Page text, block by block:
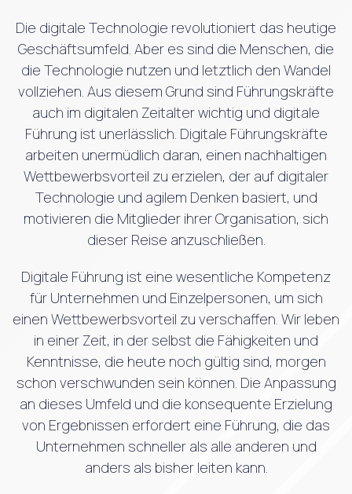
Die digitale Technologie revolutioniert das heutige
Geschäftsumfeld. Aber es sind die Menschen, die
die Technologie nutzen und letztlich den Wandel
vollziehen. Aus diesem Grund sind Führungskräfte
auch im digitalen Zeitalter wichtig und digitale
Führung ist unerlässlich. Digitale Führungskräfte
arbeiten unermüdlich daran, einen nachhaltigen
Wettbewerbsvorteil zu erzielen, der auf digitaler
Technologie und agilem Denken basiert, und
motivieren die Mitglieder ihrer Organisation, sich
dieser Reise anzuschließen.
Digitale Führung ist eine wesentliche Kompetenz
für Unternehmen und Einzelpersonen, um sich
einen Wettbewerbsvorteil zu verschaffen. Wir leben
in einer Zeit, in der selbst die Fähigkeiten und
Kenntnisse, die heute noch gültig sind, morgen
schon verschwunden sein können. Die Anpassung
an dieses Umfeld und die konsequente Erzielung
von Ergebnissen erfordert eine Führung, die das
Unternehmen schneller als alle anderen und
anders als bisher leiten kann.